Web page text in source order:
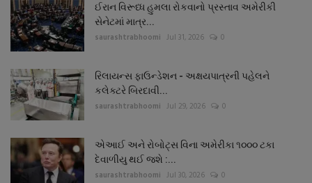
ઈરાન વિરૂધ્ધ હુમલા રોકવાનો પ્રસ્તાવ અમેરીકી
સેનેટમાં માત્ર...
saurashtrabhoomi Jul 31, 2026 0
રિલાયન્સ ફાઉન્ડેશન - અક્ષયપાત્રની પહેલને
કલેક્ટરે બિરદાવી...
saurashtrabhoomi Jul 29, 2026 0
એઆઈ અને રોબોટ્સ વિના અમેરીકા ૧૦૦૦ ટકા
દેવાળીયુ થઈ જશે :...
saurashtrabhoomi Jul 30, 2026 0